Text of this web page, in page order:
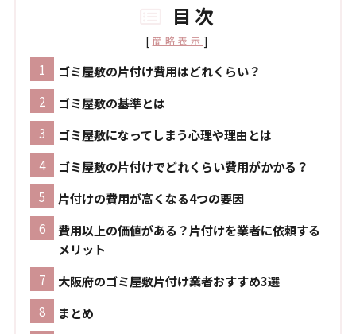
目次
[ 簡略表示 ]
ゴミ屋敷の片付け費用はどれくらい？
ゴミ屋敷の基準とは
ゴミ屋敷になってしまう心理や理由とは
ゴミ屋敷の片付けでどれくらい費用がかかる？
片付けの費用が高くなる4つの要因
費用以上の価値がある？片付けを業者に依頼する
メリット
大阪府のゴミ屋敷片付け業者おすすめ3選
まとめ